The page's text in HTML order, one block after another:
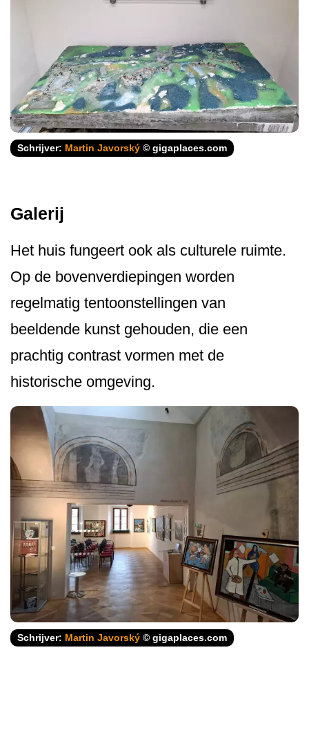
Schrijver: Martin Javorský © gigaplaces.com
Galerij
Het huis fungeert ook als culturele ruimte.
Op de bovenverdiepingen worden
regelmatig tentoonstellingen van
beeldende kunst gehouden, die een
prachtig contrast vormen met de
historische omgeving.
Schrijver: Martin Javorský © gigaplaces.com